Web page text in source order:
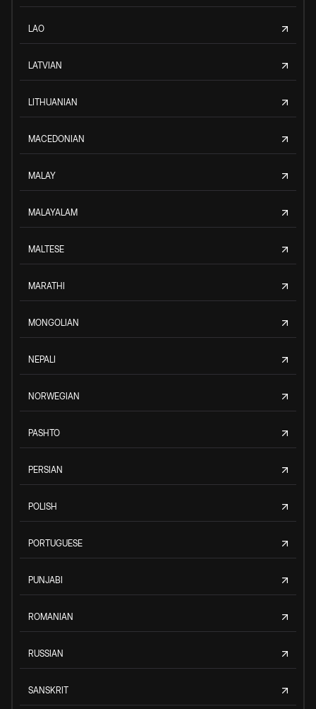
LAO
LATVIAN
LITHUANIAN
MACEDONIAN
MALAY
MALAYALAM
MALTESE
MARATHI
MONGOLIAN
NEPALI
NORWEGIAN
PASHTO
PERSIAN
POLISH
PORTUGUESE
PUNJABI
ROMANIAN
RUSSIAN
SANSKRIT